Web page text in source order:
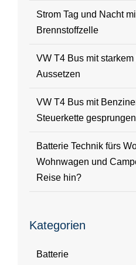
Strom Tag und Nacht
Brennstoffzelle
VW T4 Bus mit
Aussetzen
VW T4 Bus mit
Steuerkette
Batterie Technik fürs
Wohnwagen und
Reise hin?
Kategorien
Batterie